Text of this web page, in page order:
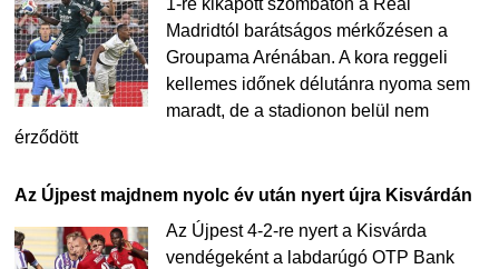
1-re kikapott szombaton a Real
Madridtól barátságos mérkőzésen a
Groupama Arénában. A kora reggeli
kellemes időnek délutánra nyoma sem
maradt, de a stadionon belül nem
érződött
Az Újpest majdnem nyolc év után nyert újra Kisvárdán
Az Újpest 4-2-re nyert a Kisvárda
vendégeként a labdarúgó OTP Bank